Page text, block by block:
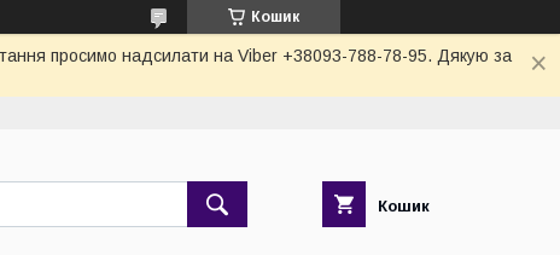
Кошик
просимо надсилати на Viber +38093-788-78-95. Дякую за
Кошик